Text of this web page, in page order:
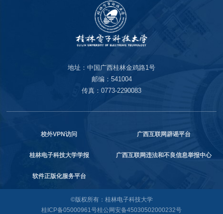
地址：中国广西桂林金鸡路1号
邮编：541004
传真：0773-2290083
校外VPN访问 广西互联网辟谣平台
桂林电子科技大学学报 广西互联网违法和不良信息举报中心
软件正版化服务平台
©版权所有：桂林电子科技大学
桂ICP备05000961号桂公网安备45030502000232号